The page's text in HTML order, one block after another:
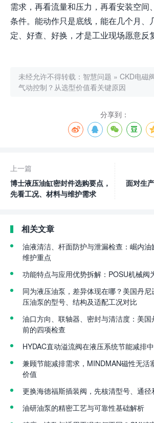
需求，再看流量和压力，再看安装空间
条件。能动作只是底线，能在几个月、
定、好查、好换，才是工业现场愿意反
未经允许不得转载： 智慧问题 » CKD电磁
气动控制？从选型价值看关键原因
分享到：
上一篇
博士液压油缸密封件选购要点，
先看工况、材料与维护需求
面对生
相关文章
油液清洁、杆面防护与泄漏检查：崛内油
维护重点
功能特点与应用优势拆解：POSU机械阀
同为液压油泵，差异体现在哪？美国丹
压油泵的型号、结构及适配工况对比
油口方向、联轴器、密封与清洁度：美
前的四项检查
HYDAC直动溢流阀在液压系统节能减排
兼顾节能减排需求，MINDMAN磁性无活
价值
更换海德福斯插装阀，先核清型号、通径
油研油泵的精密工艺与可靠性基础解析